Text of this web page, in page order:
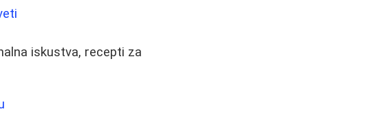
iskustva, recepti za